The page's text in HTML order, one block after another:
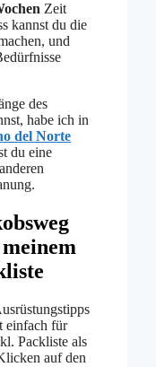
Zeit
kannst du die
und
des
habe ich in
del Norte
du eine
einfach für
Packliste als
auf den